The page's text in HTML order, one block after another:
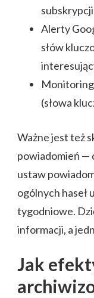
Alerty
słów
(słowa
Ważne jest też
powiadomień —
ustaw
ogólnych haseł
tygodniowe.
informacji, a
Jak